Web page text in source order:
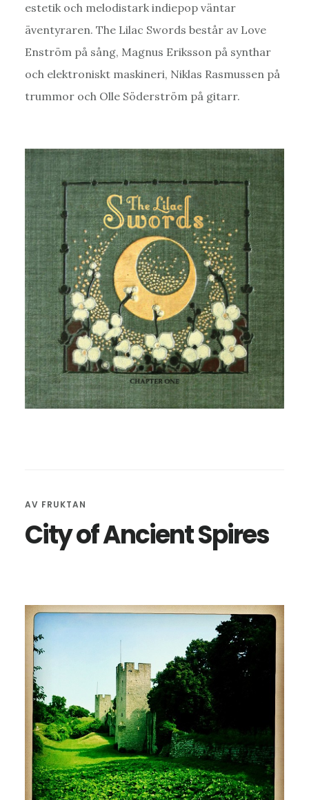
estetik och melodistark indiepop väntar
äventyraren. The Lilac Swords består av Love
Enström på sång, Magnus Eriksson på synthar
och elektroniskt maskineri, Niklas Rasmussen på
trummor och Olle Söderström på gitarr.
AV FRUKTAN
City of Ancient Spires